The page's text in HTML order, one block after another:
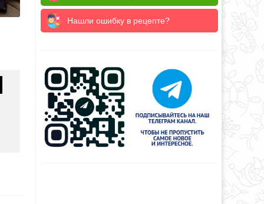
Нашли ошибку в рецепте?